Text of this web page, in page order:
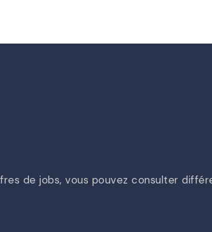
de jobs, vous pouvez consulter